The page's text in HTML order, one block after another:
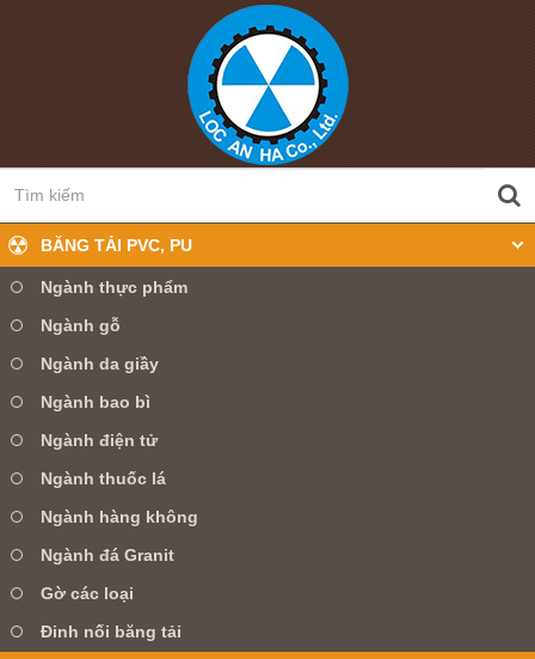
Hotline:
TRANG CHỦ
LIÊN HỆ
BĂNG TẢI PVC, PU
Ngành thực phẩm
Ngành gỗ
Ngành da giầy
Ngành bao bì
Ngành điện tử
Ngành thuốc lá
Ngành hàng không
Ngành đá Granit
Gờ các loại
Đinh nối băng tải